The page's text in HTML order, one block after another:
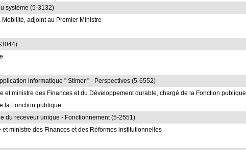
système (5-3132)
adjoint au Premier Ministre
3044)
informatique " Stimer " - Perspectives (5-6552)
et ministre des Finances et du Développement durable, chargé de la Fonction publique
la Fonction publique
du receveur unique - Fonctionnement (5-2551)
ministre des Finances et des Réformes institutionnelles